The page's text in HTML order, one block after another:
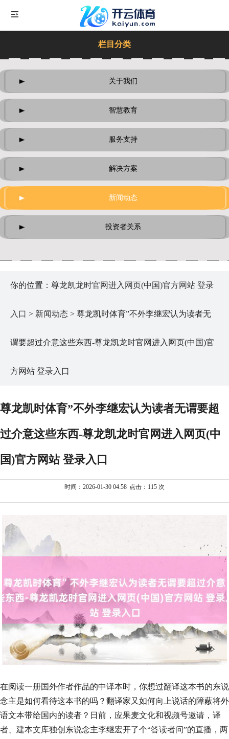
栏目分类
关于我们
智慧教育
服务支持
解决方案
新闻动态
投资者关系
你的位置： 尊龙凯龙时官网进入网页(中国)官方网站 登录
入口 > 新闻动态 > 尊龙凯时体育”不外李继宏认为读者无
谓要超过介意这些东西-尊龙凯龙时官网进入网页(中国)官
方网站 登录入口
尊龙凯时体育”不外李继宏认为读者无谓要超
过介意这些东西-尊龙凯龙时官网进入网页(中
国)官方网站 登录入口
时间：2026-01-30 04:58 点击：115 次
在阅读一册国外作者作品的中译本时，你想过翻译这本书的东说
念主是如何看待这本书的吗？翻译家又如何向上说话的障蔽将外
语文本带给国内的读者？日前，应果麦文化和视频号邀请，译
者、建本文库独创东说念主李继宏开了个“答读者问”的直播，两